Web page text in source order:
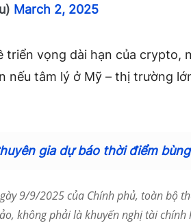
March 2, 2025
triển vọng dài hạn của crypto,
nếu tâm lý ở Mỹ – thị trường
gia dự báo thời điểm
9/9/2025 của Chính phủ, toàn bộ
không phải là khuyến nghị tài chính